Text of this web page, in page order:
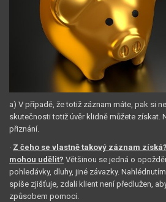
a) V případě, že totiž záznam máte, pak si
skutečnosti totiž úvěr klidně můžete získat.
přiznání.
· Z čeho se vlastně takový záznam
mohou udělit? Většinou se jedná o
pohledávky, dluhy, jiné závazky.
spíše zjišťuje, zdali klient není předlužen,
způsobem pomoci.